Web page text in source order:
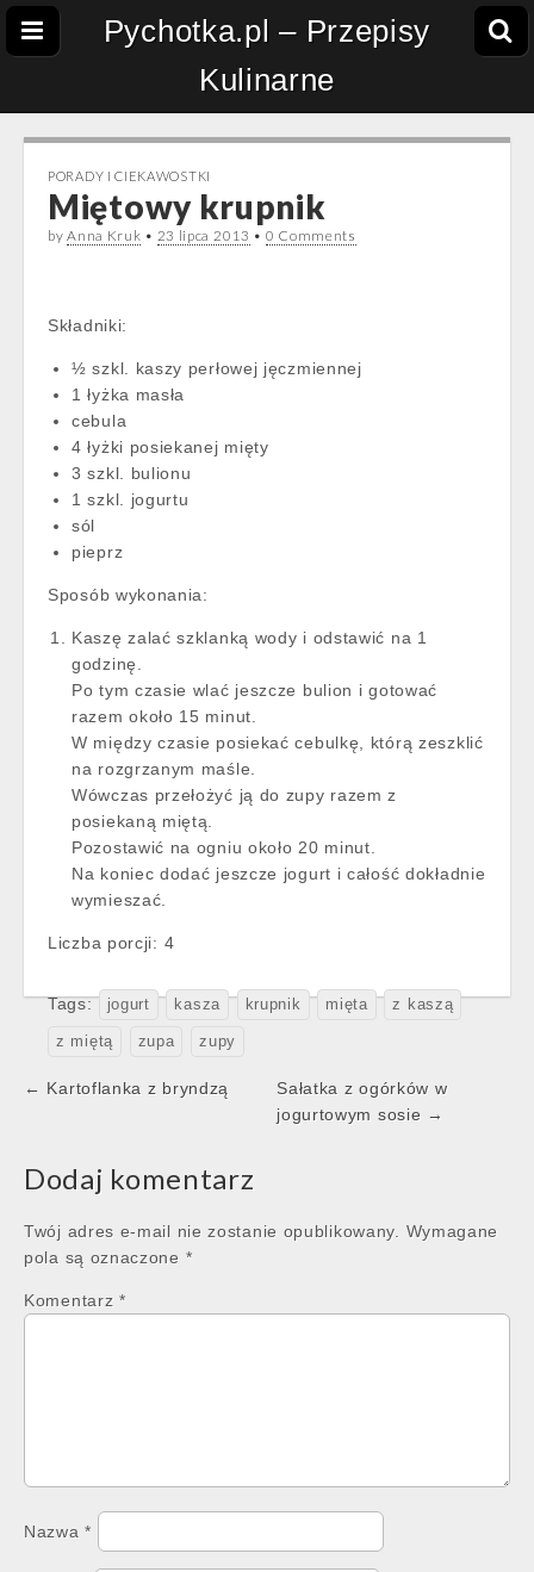
Pychotka.pl – Przepisy
Kulinarne
PORADY I CIEKAWOSTKI
Miętowy krupnik
byAnna Kruk • 23 lipca 2013 • 0 Comments
Składniki:
½ szkl. kaszy perłowej jęczmiennej
1 łyżka masła
cebula
4 łyżki posiekanej mięty
3 szkl. bulionu
1 szkl. jogurtu
sól
pieprz
Sposób wykonania:
Kaszę zalać szklanką wody i odstawić na 1
godzinę.
Po tym czasie wlać jeszcze bulion i gotować
razem około 15 minut.
W między czasie posiekać cebulkę, którą zeszklić
na rozgrzanym maśle.
Wówczas przełożyć ją do zupy razem z
posiekaną miętą.
Pozostawić na ogniu około 20 minut.
Na koniec dodać jeszcze jogurt i całość dokładnie
wymieszać.
Liczba porcji: 4
Tags: jogurt kasza krupnik mięta z kaszą
z miętą zupa zupy
Post
← Kartoflanka z bryndzą
Sałatka z ogórków w
jogurtowym sosie →
Dodaj komentarz
Twój adres e-mail nie zostanie opublikowany.
Wymagane
pola są oznaczone *
Komentarz *
Nazwa*